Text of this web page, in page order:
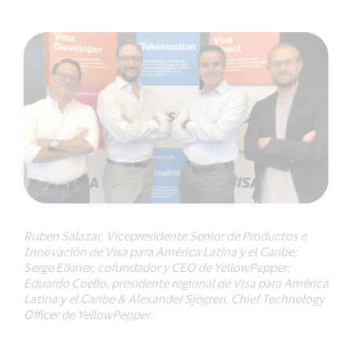
Ruben Salazar, Vicepresidente Senior de Productos e
Innovación de Visa para América Latina y el Caribe;
Serge Elkiner, cofundador y CEO de YellowPepper;
Eduardo Coello, presidente regional de Visa para América
Latina y el Caribe & Alexander Sjögren, Chief Technology
Officer de YellowPepper.